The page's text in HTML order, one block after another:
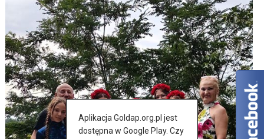
Aplikacja Goldap.org.pl jest
dostępna w Google Play. Czy